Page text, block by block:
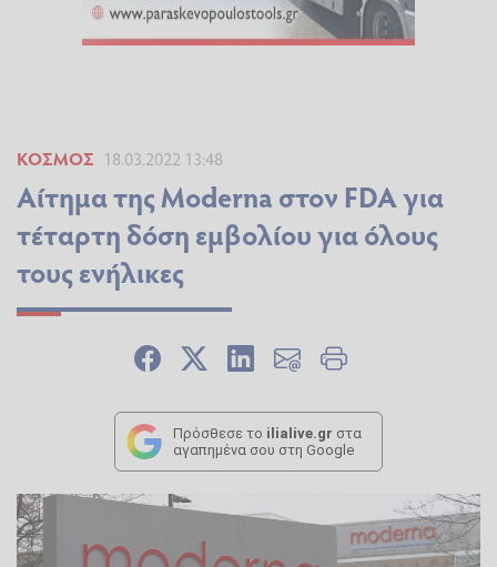
ΚΌΣΜΟΣ 18.03.2022 13:48
Αίτημα της Moderna στον FDA για
τέταρτη δόση εμβολίου για όλους
τους ενήλικες
Πρόσθεσε το ilialive.gr στα
αγαπημένα σου στη Google